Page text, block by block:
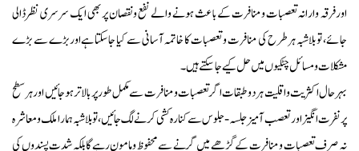
اورفرقہ وارانہ تعصبات ومنافرت کےباعث ہونے والے نفع ونقصان پر بھی ایک سرسری نظرڈالی
جائے، تو بلاشبہ ہرطرح کی منافرت و تعصبات کا خاتمہ آسانی سے کیا جاسکتا ہےاوربڑے سے بڑے
مشکلات ومسائل چٹکیوں میں حل کیے جاسکتے ہیں۔
بہرحال اکثریت واقلیت ہر دو طبقات اگر تعصبات ومنافرت سے مکمل طور پر بالاتر ہوجائیں اور ہر سطح
پرنفرت انگیز اورتعصب آمیز جلسہ-جلوس سے کنارہ کشی کرنے لگ جائیں، توبلاشبہ ہمارا ملک و معاشرہ
نہ صرف تعصبات و منافرت کے گڑھے میں گرنے سے محفوظ ومامون رہے گا بلکہ شدت پسندوں کی